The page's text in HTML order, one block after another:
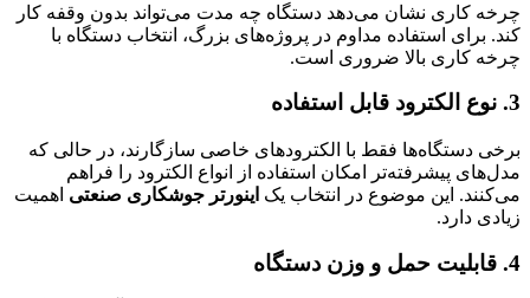
چرخه کاری نشان می‌دهد دستگاه چه مدت می‌تواند بدون وقفه کار
کند. برای استفاده مداوم در پروژه‌های بزرگ، انتخاب دستگاه با
چرخه کاری بالا ضروری است.
3. نوع الکترود قابل استفاده
برخی دستگاه‌ها فقط با الکترودهای خاصی سازگارند، در حالی که
مدل‌های پیشرفته‌تر امکان استفاده از انواع الکترود را فراهم
می‌کنند. این موضوع در انتخاب یک اینورتر جوشکاری صنعتی اهمیت
زیادی دارد.
4. قابلیت حمل و وزن دستگاه